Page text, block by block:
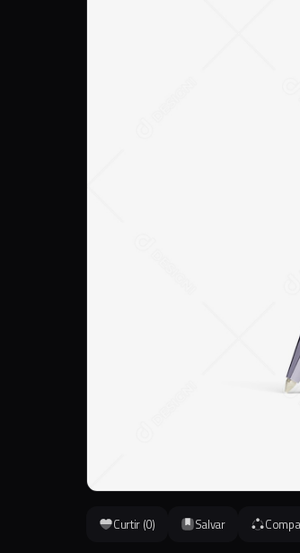
Curtir (0) Salvar